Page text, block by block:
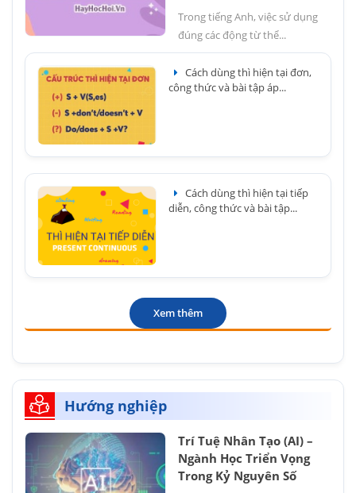
Trong tiếng Anh, việc sử dụng
đúng các động từ thể...
Cách dùng thì hiện tại đơn,
công thức và bài tập áp...
Cách dùng thì hiện tại tiếp
diễn, công thức và bài tập...
Xem thêm
Hướng nghiệp
Trí Tuệ Nhân Tạo (AI) –
Ngành Học Triển Vọng
Trong Kỷ Nguyên Số